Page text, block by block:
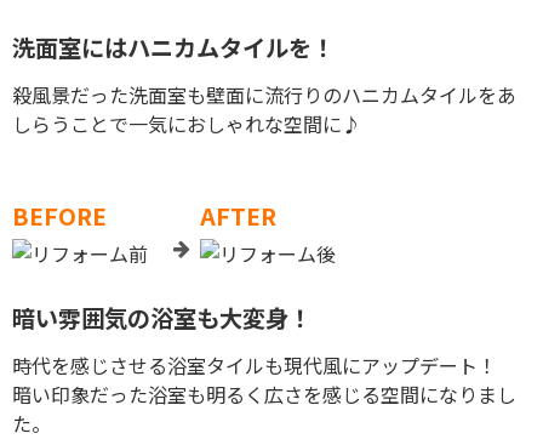
洗面室にはハニカムタイルを！
殺風景だった洗面室も壁面に流行りのハニカムタイルをあ
しらうことで一気におしゃれな空間に♪
BEFORE AFTER
暗い雰囲気の浴室も大変身！
時代を感じさせる浴室タイルも現代風にアップデート！
暗い印象だった浴室も明るく広さを感じる空間になりまし
た。